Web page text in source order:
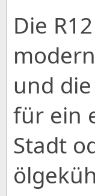
Die
und
für ein
Stadt